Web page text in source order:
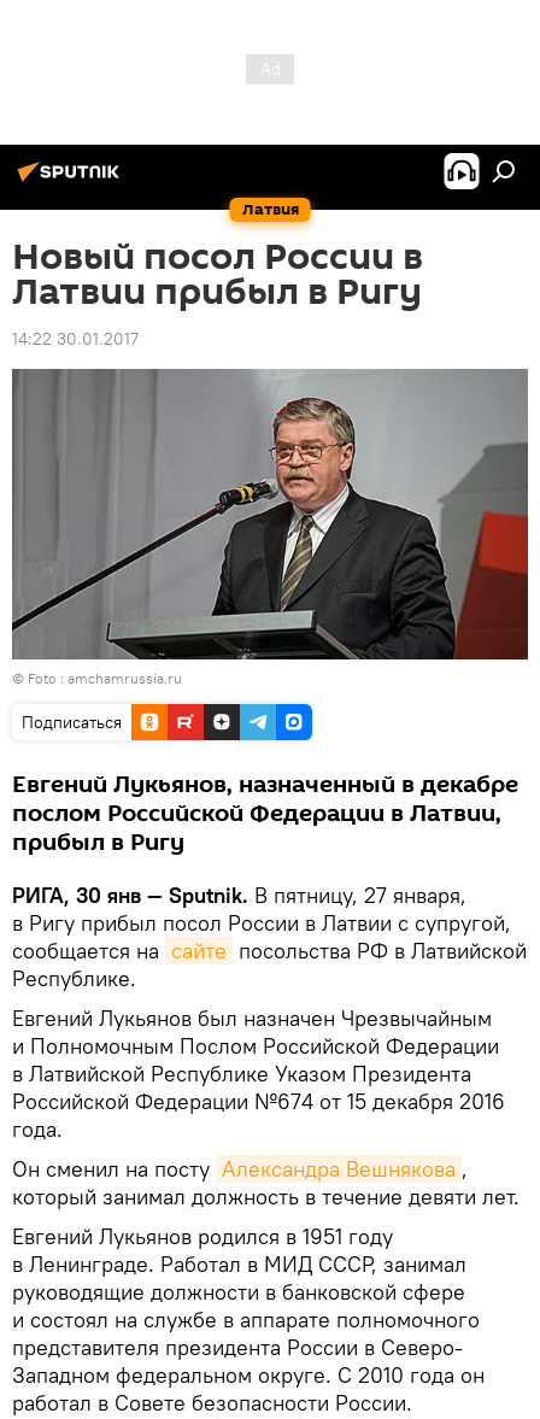
Латвия
Новый посол России в
Латвии прибыл в Ригу
14:22 30.01.2017
© Foto : amchamrussia.ru
Подписаться
Евгений Лукьянов, назначенный в декабре
послом Российской Федерации в Латвии,
прибыл в Ригу
РИГА, 30 янв — Sputnik. В пятницу, 27 января,
в Ригу прибыл посол России в Латвии с супругой,
сообщается на сайте посольства РФ в Латвийской
Республике.
Евгений Лукьянов был назначен Чрезвычайным
и Полномочным Послом Российской Федерации
в Латвийской Республике Указом Президента
Российской Федерации №674 от 15 декабря 2016
года.
Он сменил на посту Александра Вешнякова ,
который занимал должность в течение девяти лет.
Евгений Лукьянов родился в 1951 году
в Ленинграде. Работал в МИД СССР, занимал
руководящие должности в банковской сфере
и состоял на службе в аппарате полномочного
представителя президента России в Северо-
Западном федеральном округе. С 2010 года он
работал в Совете безопасности России.